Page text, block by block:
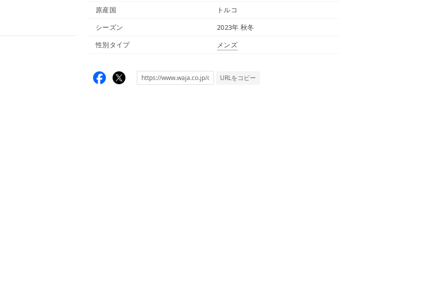
原産国
トルコ
シーズン
2023年 秋冬
性別タイプ
メンズ
URLをコピー